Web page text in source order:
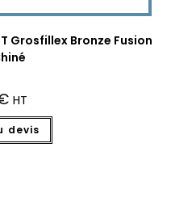
Grosfillex Bronze Fusion
HT
devis